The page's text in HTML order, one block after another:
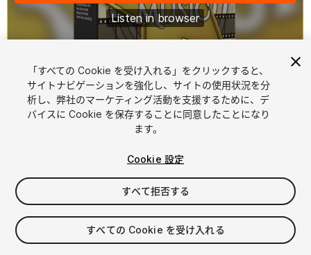
1/ 14
$199
消費税は決済時に計算されます
「すべての Cookie を受け入れる」をクリックすると、
サイトナビゲーションを強化し、サイトの使用状況を分
析し、弊社のマーケティング活動を支援するために、デ
バイスに Cookie を保存することに同意したことになり
ます。
Cookie 設定
すべて拒否する
すべての Cookie を受け入れる